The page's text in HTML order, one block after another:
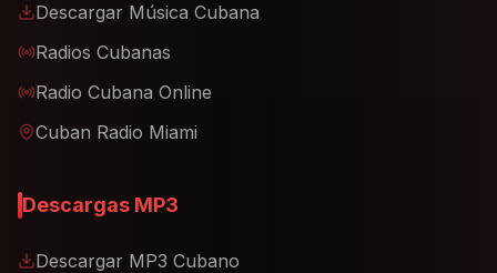
Descargar Música Cubana
Radios Cubanas
Radio Cubana Online
Cuban Radio Miami
Descargas MP3
Descargar MP3 Cubano